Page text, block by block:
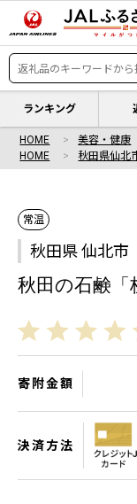
ランキング
HOME 美容・健康
HOME
秋田県仙北
常温
秋田県 仙北市
秋田の石鹸「
寄附金額
決済方法